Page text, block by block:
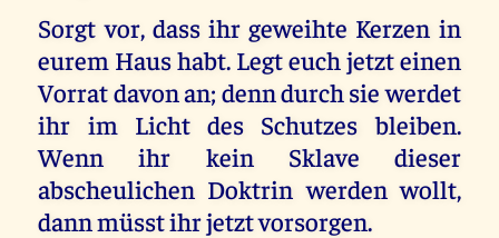
Sorgt vor, dass ihr geweihte Kerzen in
eurem Haus habt. Legt euch jetzt einen
Vorrat davon an; denn durch sie werdet
ihr im Licht des Schutzes bleiben.
Wenn ihr kein Sklave dieser
abscheulichen Doktrin werden wollt,
dann müsst ihr jetzt vorsorgen.